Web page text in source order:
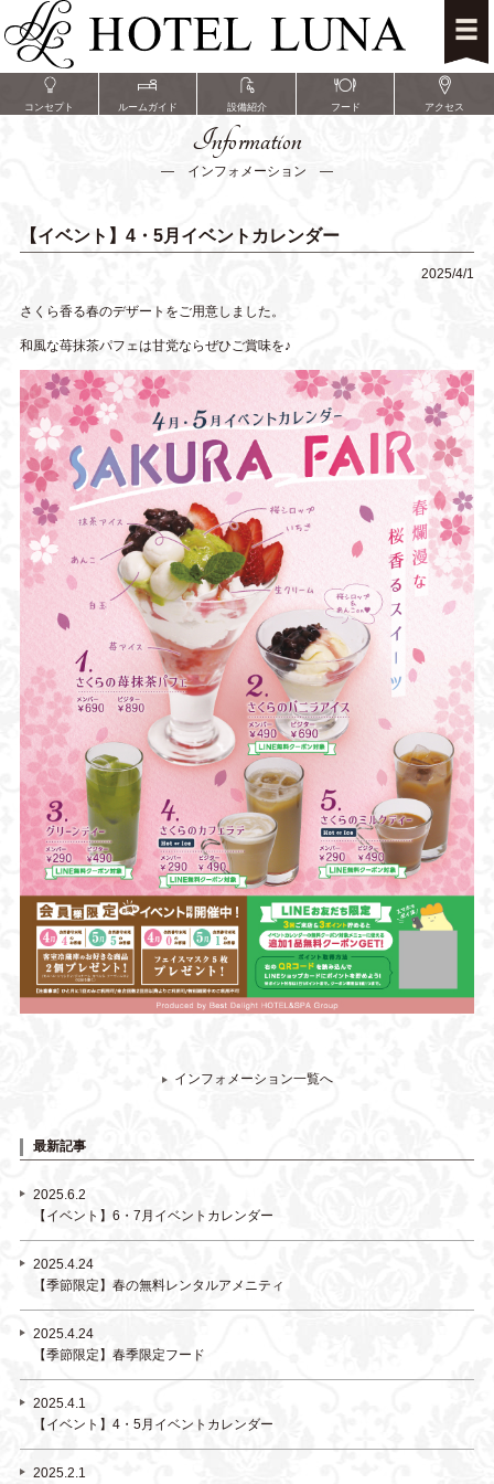
コンセプト ルームガイド 設備紹介 フード アクセス
Information
― インフォメーション ―
【イベント】4・5月イベントカレンダー
2025/4/1
さくら香る春のデザートをご用意しました。
和風な苺抹茶パフェは甘党ならぜひご賞味を♪
インフォメーション一覧へ
最新記事
2025.6.2
【イベント】6・7月イベントカレンダー
2025.4.24
【季節限定】春の無料レンタルアメニティ
2025.4.24
【季節限定】春季限定フード
2025.4.1
【イベント】4・5月イベントカレンダー
2025.2.1